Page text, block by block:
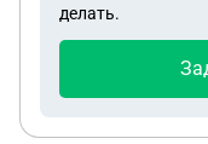
делать.